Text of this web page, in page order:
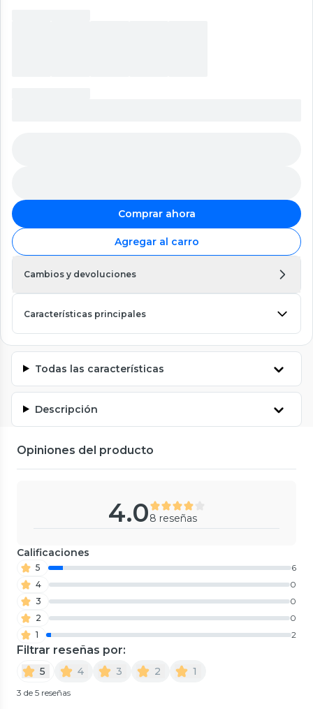
Comprar ahora
Agregar al carro
Cambios y devoluciones
Características principales
Todas las características
Descripción
Opiniones del producto
4.08 reseñas
Calificaciones
5
6
4
0
3
0
2
0
1
2
Filtrar reseñas por:
5 4 3 2 1
3 de 5 reseñas